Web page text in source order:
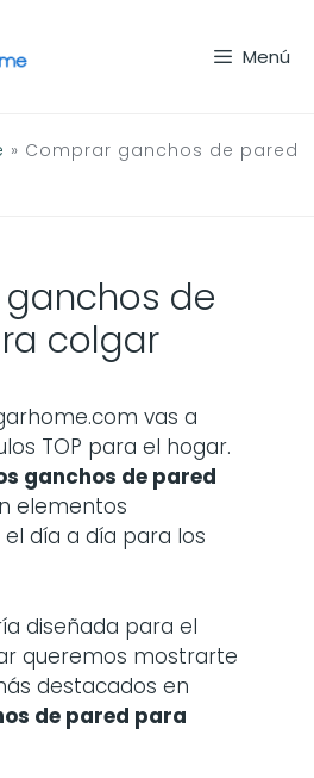
Menú
» Comprar ganchos de pared
de
colgar
vas a
TOP para el hogar.
ganchos de pared
elementos
día a día para los
diseñada para el
queremos mostrarte
destacados en
de pared para